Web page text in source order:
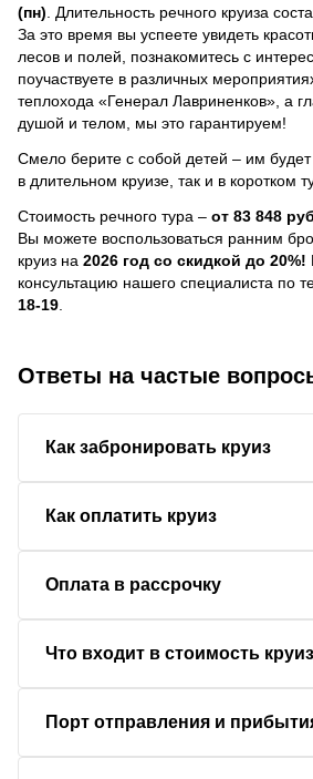
(пн) . Длительность речного круиза
За это время вы успеете увидеть
лесов и полей, познакомитесь с
поучаствуете в различных
теплохода «Генерал Лавриненков», а
душой и телом, мы это гарантируем!
Смело берите с собой детей – им будет
в длительном круизе, так и в коротком
Стоимость речного тура – от 83 848
Вы можете воспользоваться ранним
круиз на 2026 год со скидкой до 20%!
консультацию нашего специалиста по
18-19
Ответы на частые
Как забронировать круиз
Как оплатить круиз
Оплата в рассрочку
Что входит в стоимость
Порт отправления и